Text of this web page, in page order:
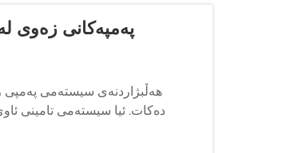
پەمپەکانی زەوی
هەڵبژاردنه‌ی سیسته‌می پەمپی
ده‌کات. ئیا سیسته‌می تامینی